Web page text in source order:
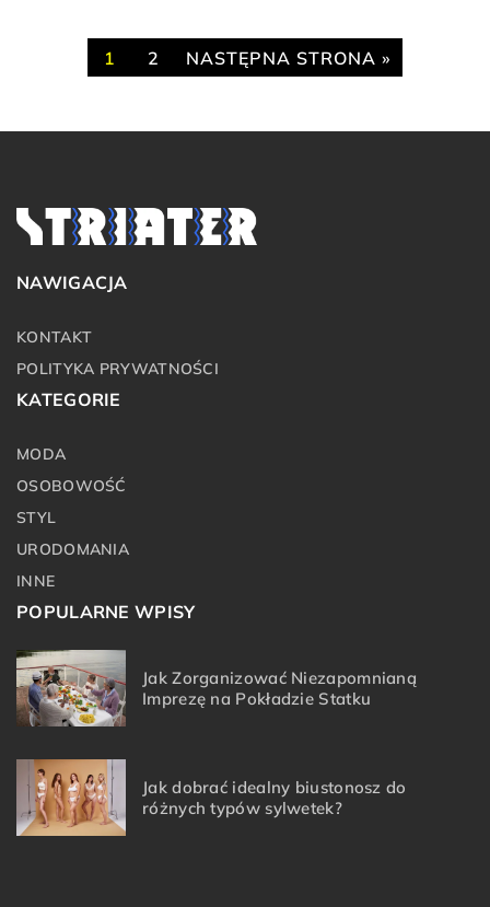
1 2 NASTĘPNA STRONA »
NAWIGACJA
KONTAKT
POLITYKA PRYWATNOŚCI
KATEGORIE
MODA
OSOBOWOŚĆ
STYL
URODOMANIA
INNE
POPULARNE WPISY
Jak Zorganizować Niezapomnianą
Imprezę na Pokładzie Statku
Jak dobrać idealny biustonosz do
różnych typów sylwetek?